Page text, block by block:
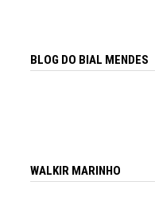
BLOG DO BIAL MENDES
WALKIR MARINHO